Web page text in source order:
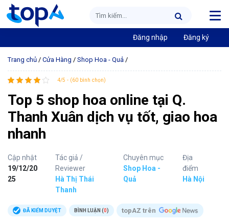
Đăng nhập Đăng ký
Trang chủ / Cửa Hàng / Shop Hoa - Quả /
4/5 - (60 bình chọn)
Top 5 shop hoa online tại Q.
Thanh Xuân dịch vụ tốt, giao hoa
nhanh
Cập nhật
19/12/20
25
Tác giả /
Reviewer
Hà Thị Thái
Thanh
Chuyên mục
Shop Hoa -
Quả
Địa
điểm
Hà Nội
ĐÃ KIỂM DUYỆT BÌNH LUẬN (0) topAZ trên